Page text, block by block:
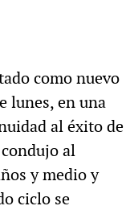
como nuevo
lunes, en una
al éxito de
al
y medio y
ciclo se